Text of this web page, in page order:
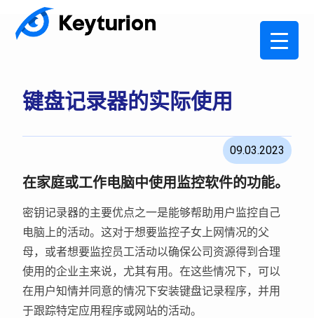
键盘记录器的实际使用
09.03.2023
在家庭或工作电脑中使用监控软件的功能。
密钥记录器的主要优点之一是能够帮助用户监控自己
电脑上的活动。这对于想要监控子女上网情况的父
母，或者想要监控员工活动以确保公司资源得到合理
使用的企业主来说，尤其有用。在这些情况下，可以
在用户知情并同意的情况下安装键盘记录程序，并用
于跟踪特定应用程序或网站的活动。